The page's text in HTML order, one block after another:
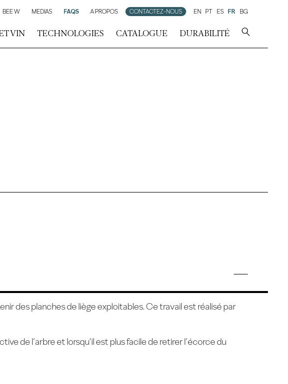
VIN TECHNOLOGIES CATALOGUE DURABILITÉ
BEE W MEDIAS FAQS A PROPOS CONTACTEZ-NOUS EN PT ES FR BG
des planches de liège exploitables. Ce travail est réalisé par
de l’arbre et lorsqu’il est plus facile de retirer l’écorce du